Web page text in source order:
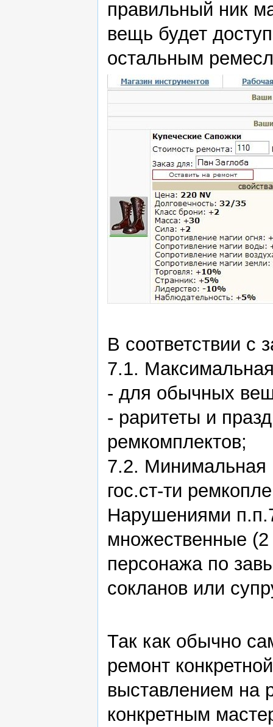
правильный ник
вещь будет
остальным
В соответствии с
7.1.
- для обычных
- раритеты и
ремкомплектов;
7.2. Минимальная
гос.ст-ти
Нарушениями
множественные
персонажа по
сокланов или
Так как обычно
ремонт
выставлением на
конкретным